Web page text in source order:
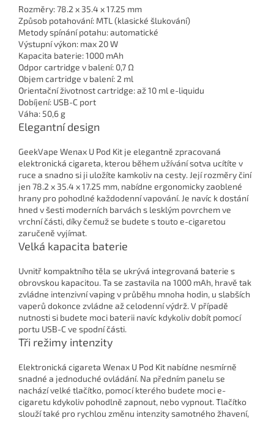
Rozměry: 78.2 x 35.4 x 17.25 mm
Způsob potahování: MTL (klasické šlukování)
Metody spínání potahu: automatické
Výstupní výkon: max 20 W
Kapacita baterie: 1000 mAh
Odpor cartridge v balení: 0,7 Ω
Objem cartridge v balení: 2 ml
Orientační životnost cartridge: až 10 ml e-liquidu
Dobíjení: USB-C port
Váha: 50,6 g
Elegantní design
GeekVape Wenax U Pod Kit je elegantně zpracovaná
elektronická cigareta, kterou během užívání sotva ucítíte v
ruce a snadno si ji uložíte kamkoliv na cesty. Její rozměry činí
jen 78.2 x 35.4 x 17.25 mm, nabídne ergonomicky zaoblené
hrany pro pohodlné každodenní vapování. Je navíc k dostání
hned v šesti moderních barvách s lesklým povrchem ve
vrchní části, díky čemuž se budete s touto e-cigaretou
zaručeně vyjímat.
Velká kapacita baterie
Uvnitř kompaktního těla se ukrývá integrovaná baterie s
obrovskou kapacitou. Ta se zastavila na 1000 mAh, hravě tak
zvládne intenzivní vaping v průběhu mnoha hodin, u slabších
vaperů dokonce zvládne až celodenní výdrž. V případě
nutnosti si budete moci baterii navíc kdykoliv dobít pomocí
portu USB-C ve spodní části.
Tři režimy intenzity
Elektronická cigareta Wenax U Pod Kit nabídne nesmírně
snadné a jednoduché ovládání. Na předním panelu se
nachází velké tlačítko, pomocí kterého budete moci e-
cigaretu kdykoliv pohodlně zapnout, nebo vypnout. Tlačítko
slouží také pro rychlou změnu intenzity samotného žhavení,